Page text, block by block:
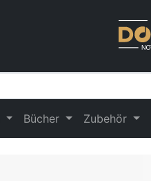
Bücher Zubehör